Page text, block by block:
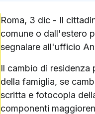
Roma, 3 dic - Il
comune o dall'estero
segnalare all'ufficio
Il cambio di residenza
della famiglia, se
scritta e fotocopia
componenti